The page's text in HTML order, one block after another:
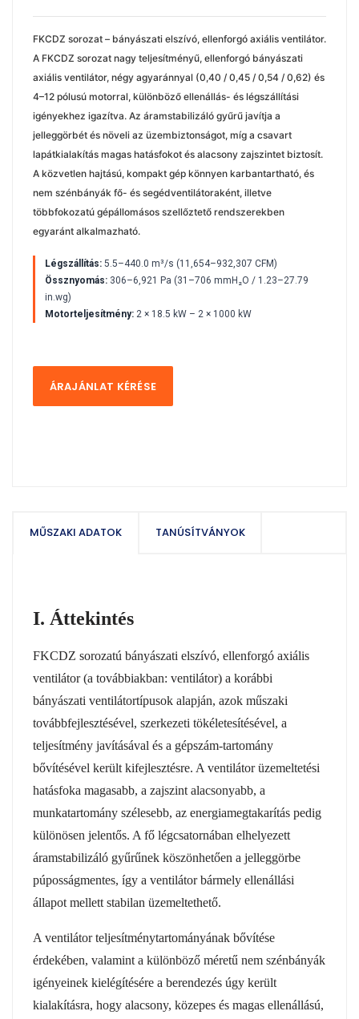
FKCDZ sorozat – bányászati elszívó, ellenforgó axiális ventilátor.
A FKCDZ sorozat nagy teljesítményű, ellenforgó bányászati
axiális ventilátor, négy agyaránnyal (0,40 / 0,45 / 0,54 / 0,62) és
4–12 pólusú motorral, különböző ellenállás- és légszállítási
igényekhez igazítva. Az áramstabilizáló gyűrű javítja a
jelleggörbét és növeli az üzembiztonságot, míg a csavart
lapátkialakítás magas hatásfokot és alacsony zajszintet biztosít.
A közvetlen hajtású, kompakt gép könnyen karbantartható, és
nem szénbányák fő- és segédventilátoraként, illetve
többfokozatú gépállomásos szellőztető rendszerekben
egyaránt alkalmazható.
Légszállítás: 5.5–440.0 m³/s (11,654–932,307 CFM)
Össznyomás: 306–6,921 Pa (31–706 mmH₂O / 1.23–27.79
in.wg)
Motorteljesítmény: 2 × 18.5 kW – 2 × 1000 kW
ÁRAJÁNLAT KÉRÉSE
MŰSZAKI ADATOK TANÚSÍTVÁNYOK
I. Áttekintés
FKCDZ sorozatú bányászati elszívó, ellenforgó axiális
ventilátor (a továbbiakban: ventilátor) a korábbi
bányászati ventilátortípusok alapján, azok műszaki
továbbfejlesztésével, szerkezeti tökéletesítésével, a
teljesítmény javításával és a gépszám-tartomány
bővítésével került kifejlesztésre. A ventilátor üzemeltetési
hatásfoka magasabb, a zajszint alacsonyabb, a
munkatartomány szélesebb, az energiamegtakarítás pedig
különösen jelentős. A fő légcsatornában elhelyezett
áramstabilizáló gyűrűnek köszönhetően a jelleggörbe
púposságmentes, így a ventilátor bármely ellenállási
állapot mellett stabilan üzemeltethető.
A ventilátor teljesítménytartományának bővítése
érdekében, valamint a különböző méretű nem szénbányák
igényeinek kielégítésére a berendezés úgy került
kialakításra, hogy alacsony, közepes és magas ellenállású,